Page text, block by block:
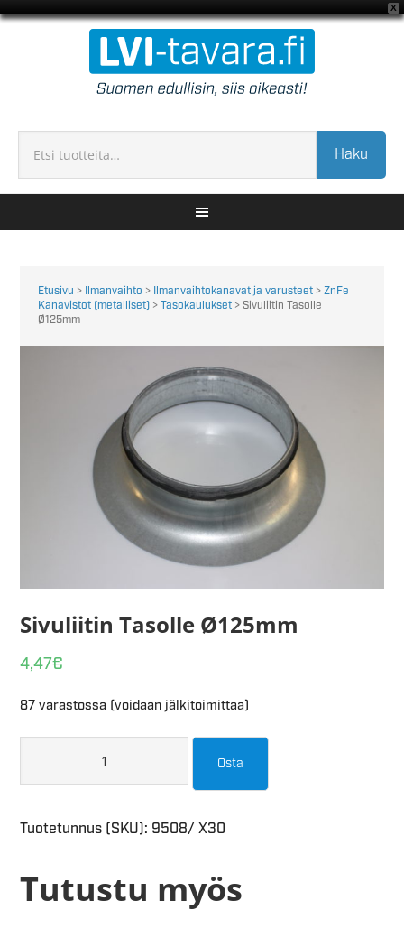
X
Haku
Etusivu > Ilmanvaihto > Ilmanvaihtokanavat ja varusteet >ZnFe
Kanavistot (metalliset) >Tasokaulukset > Sivuliitin Tasolle
Ø125mm
Sivuliitin Tasolle Ø125mm
4,47€
87 varastossa (voidaan jälkitoimittaa)
Osta
Tuotetunnus (SKU): 9508/ X30
Tutustu myös